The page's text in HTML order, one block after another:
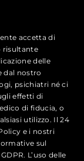
accetta di
risultante
delle
dal nostro
psichiatri né ci
effetti di
di fiducia, o
utilizzo. Il 24
e i nostri
sul
L’uso delle